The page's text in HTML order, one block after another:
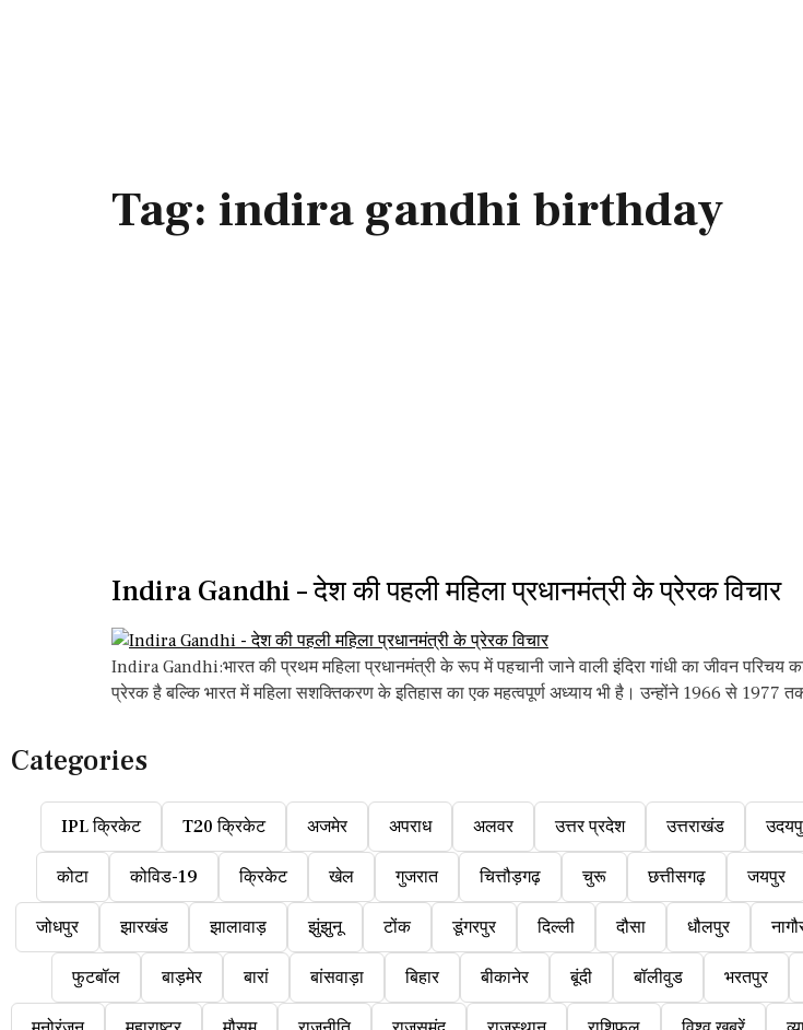
Tag: indira gandhi birthday
Indira Gandhi – देश की पहली महिला प्रधानमंत्री के प्रेरक विचार
Indira Gandhi:भारत की प्रथम महिला प्रधानमंत्री के रूप में पहचानी जाने वाली इंदिरा गांधी का जीवन
प्रेरक है बल्कि भारत में महिला सशक्तिकरण के इतिहास का एक महत्वपूर्ण अध्याय भी है। उन्होंने 1966 से
Categories
IPL क्रिकेट T20 क्रिकेट अजमेर अपराध अलवर उत्तर प्रदेश उत्तराखंड
कोटा कोविड-19 क्रिकेट खेल गुजरात चित्तौड़गढ़ चुरू छत्तीसगढ़ जयपुर
जोधपुर झारखंड झालावाड़ झुंझुनू टोंक डूंगरपुर दिल्ली दौसा धौलपुर
फुटबॉल बाड़मेर बारां बांसवाड़ा बिहार बीकानेर बूंदी बॉलीवुड भरतपुर